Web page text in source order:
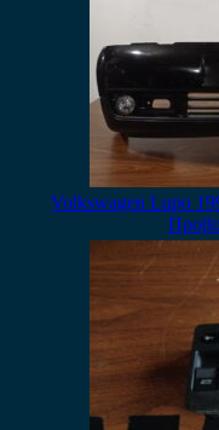
Volkswagen Lupo